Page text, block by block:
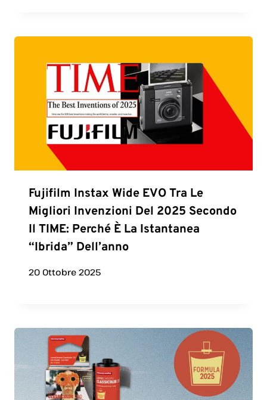
Fujifilm Instax Wide EVO Tra Le
Migliori Invenzioni Del 2025 Secondo
Il TIME: Perché È La Istantanea
“ibrida” Dell’anno
20 Ottobre 2025